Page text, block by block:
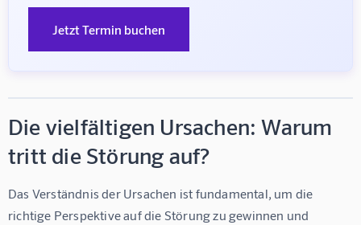
Jetzt Termin buchen
Die vielfältigen Ursachen: Warum
tritt die Störung auf?
Das Verständnis der Ursachen ist fundamental, um die
richtige Perspektive auf die Störung zu gewinnen und